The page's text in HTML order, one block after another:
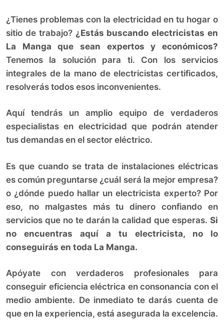
¿Tienes problemas con la electricidad en tu hogar o
sitio de trabajo? ¿Estás buscando electricistas en
La Manga que sean expertos y económicos?
Tenemos la solución para ti. Con los servicios
integrales de la mano de electricistas certificados,
resolverás todos esos inconvenientes.
Aquí tendrás un amplio equipo de verdaderos
especialistas en electricidad que podrán atender
tus demandas en el sector eléctrico.
Es que cuando se trata de instalaciones eléctricas
es común preguntarse ¿cuál será la mejor empresa?
o ¿dónde puedo hallar un electricista experto? Por
eso, no malgastes más tu dinero confiando en
servicios que no te darán la calidad que esperas. Si
no encuentras aquí a tu electricista, no lo
conseguirás en toda La Manga.
Apóyate con verdaderos profesionales para
conseguir eficiencia eléctrica en consonancia con el
medio ambiente. De inmediato te darás cuenta de
que en la experiencia, está asegurada la excelencia.